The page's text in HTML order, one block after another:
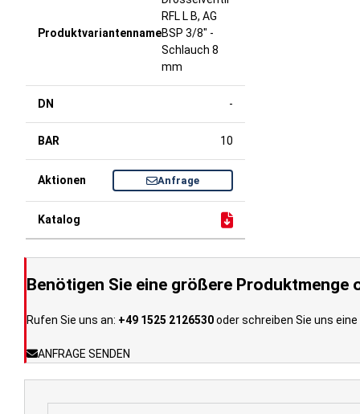
RFL L B, AG
BSP 3/8" -
Schlauch 8
mm
-
10
Anfrage
Benötigen Sie eine größere Produktmenge
Rufen Sie uns an: +49 1525 2126530oder schreiben Sie uns eine
ANFRAGE SENDEN